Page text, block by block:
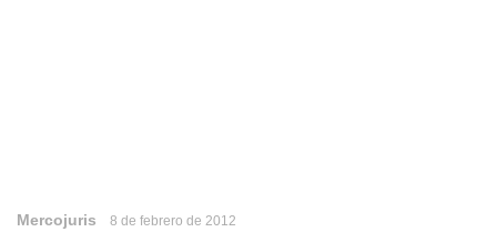
Mercojuris 8 de febrero de 2012